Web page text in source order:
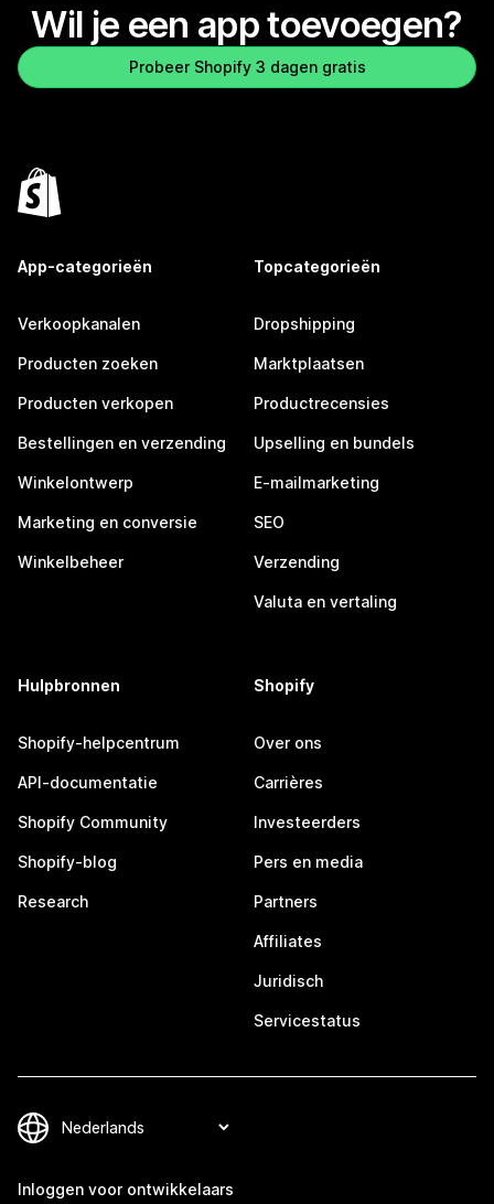
Wil je een app toevoegen?
Probeer Shopify 3 dagen gratis
App-categorieën
Verkoopkanalen
Producten zoeken
Producten verkopen
Bestellingen en verzending
Winkelontwerp
Marketing en conversie
Winkelbeheer
Topcategorieën
Dropshipping
Marktplaatsen
Productrecensies
Upselling en bundels
E-mailmarketing
SEO
Verzending
Valuta en vertaling
Hulpbronnen
Shopify-helpcentrum
API-documentatie
Shopify Community
Shopify-blog
Research
Shopify
Over ons
Carrières
Investeerders
Pers en media
Partners
Affiliates
Juridisch
Servicestatus
Inloggen voor ontwikkelaars